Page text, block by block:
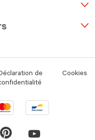
de
Cookies
Bancontact
logo